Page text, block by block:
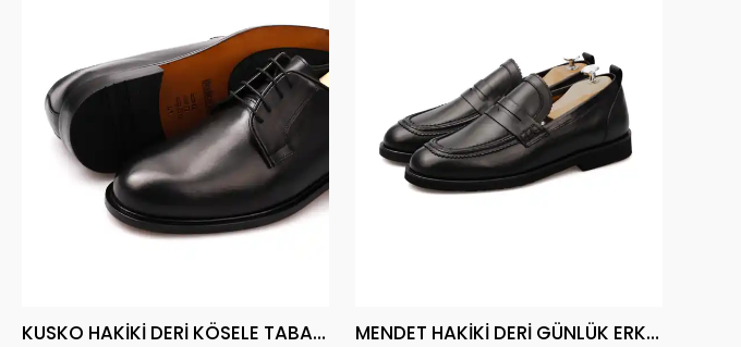
KUSKO HAKİKİ DERİ KÖSELE TABAN GÜNLÜK ERKEK KLASİK AYAKKABI MENDET HAKİKİ DERİ GÜNLÜK ERKEK KLASİK AYAKKABI